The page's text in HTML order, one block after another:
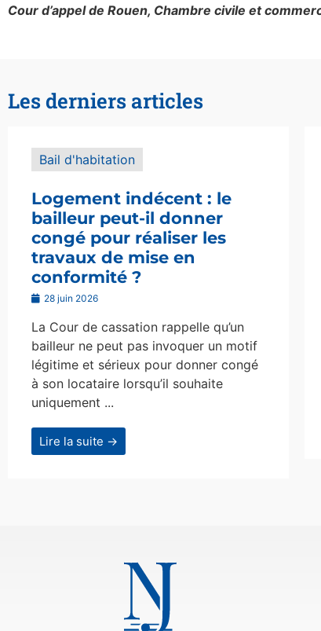
Cour d’appel de Rouen, Chambre civile et
Les derniers articles
Bail d'habitation
Logement indécent : le
bailleur peut-il donner
congé pour réaliser les
travaux de mise en
conformité ?
28 juin 2026
La Cour de cassation rappelle qu’un
bailleur ne peut pas invoquer un motif
légitime et sérieux pour donner congé
à son locataire lorsqu’il souhaite
uniquement ...
Lire la suite →